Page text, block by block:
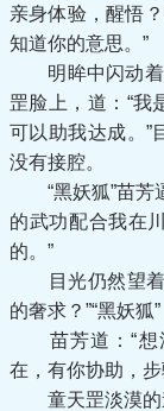
亲身体验，醒悟
知道你的意思。”
明眸中闪动着
罡脸上，道：“我
可以助我达成。”
没有接腔。
“黑妖狐”苗芳
的武功配合我在
的。”
目光仍然望着
的奢求？”“黑妖狐”
苗芳道：“想
在，有你协助，
童天罡淡漠的